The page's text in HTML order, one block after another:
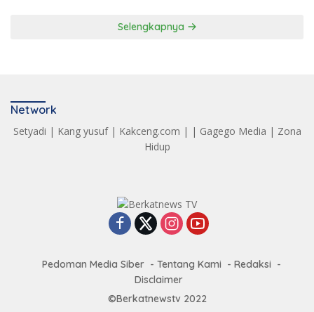
Selengkapnya
Network
Setyadi | Kang yusuf| Kakceng.com | | Gagego Media | Zona
Hidup
Pedoman Media Siber Tentang Kami
Redaksi
Disclaimer
©Berkatnewstv 2022